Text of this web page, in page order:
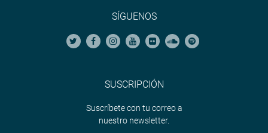
SÍGUENOS
SUSCRIPCIÓN
Suscríbete con tu correo a
nuestro newsletter.